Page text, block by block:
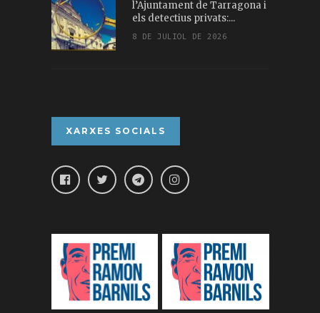
l’Ajuntament de Tarragona i
els detectius privats:...
8 DE JULIOL DE 2026
XARXES SOCIALS